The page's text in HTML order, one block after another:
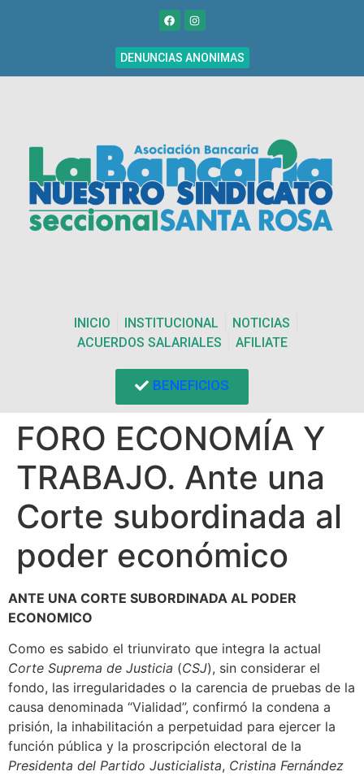
DENUNCIAS ANONIMAS
INICIO INSTITUCIONAL
NOTICIAS
ACUERDOS SALARIALES
AFILIATE
BENEFICIOS
FORO ECONOMÍA Y
TRABAJO. Ante una
Corte subordinada al
poder económico
ANTE UNA CORTE SUBORDINADA AL PODER
ECONOMICO
Como es sabido el triunvirato que integra la actual
Corte Suprema de Justicia (CSJ), sin considerar el
fondo, las irregularidades o la carencia de pruebas de la
causa denominada “Vialidad”, confirmó la condena a
prisión, la inhabilitación a perpetuidad para ejercer la
función pública y la proscripción electoral de la
Presidenta del Partido Justicialista, Cristina Fernández